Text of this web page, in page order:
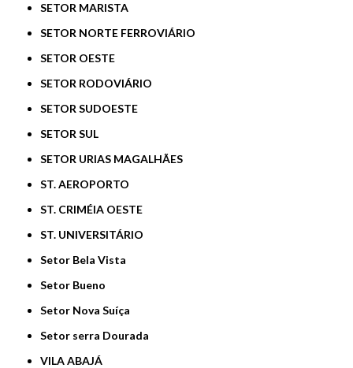
SETOR MARISTA
SETOR NORTE FERROVIÁRIO
SETOR OESTE
SETOR RODOVIÁRIO
SETOR SUDOESTE
SETOR SUL
SETOR URIAS MAGALHÃES
ST. AEROPORTO
ST. CRIMÉIA OESTE
ST. UNIVERSITÁRIO
Setor Bela Vista
Setor Bueno
Setor Nova Suíça
Setor serra Dourada
VILA ABAJÁ